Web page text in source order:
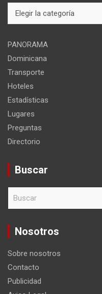
PANORAMA
Dominicana
Hoteles
Estadísticas
Lugares
Preguntas
Directorio
Buscar
u
Nosotros
Contacto
Aviso Legal
Política de Privacidad